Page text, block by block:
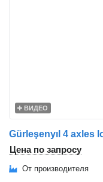
ВИДЕО
Gürleşenyıl 4 axles
Цена по запросу
От производителя